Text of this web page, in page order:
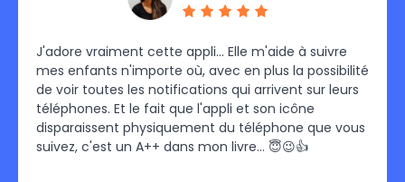
J'adore vraiment cette appli… Elle m'aide à suivre
mes enfants n'importe où, avec en plus la possibilité
de voir toutes les notifications qui arrivent sur leurs
téléphones. Et le fait que l'appli et son icône
disparaissent physiquement du téléphone que vous
suivez, c'est un A++ dans mon livre… 😇😉👍